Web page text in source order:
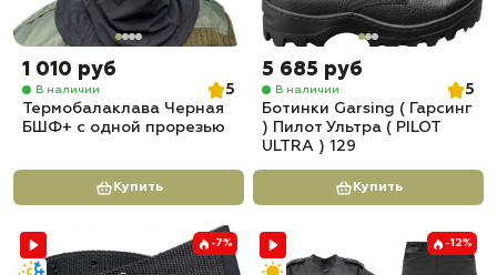
1 010 руб
В наличии
5
Термобалаклава Черная
БШФ+ с одной прорезью
Купить
5 685 руб
В наличии
5
Ботинки Garsing ( Гарсинг
) Пилот Ультра ( PILOT
ULTRA ) 129
Купить
-7% -12%